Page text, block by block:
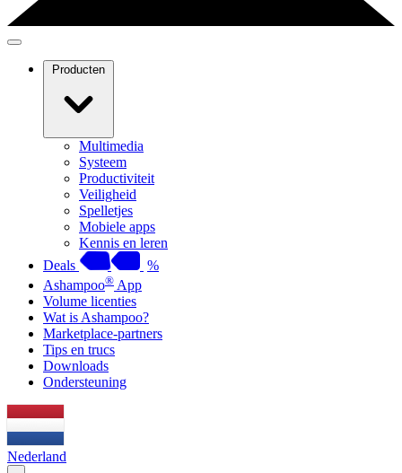
Producten
Multimedia
Systeem
Productiviteit
Veiligheid
Spelletjes
Mobiele apps
Kennis en leren
Deals
%
Ashampoo® App
Volume licenties
Wat is Ashampoo?
Marketplace-partners
Tips en trucs
Downloads
Ondersteuning
Nederland